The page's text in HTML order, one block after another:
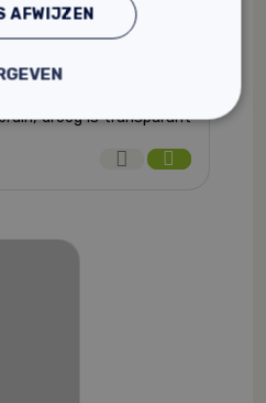
droog is transparant
AFWIJZEN